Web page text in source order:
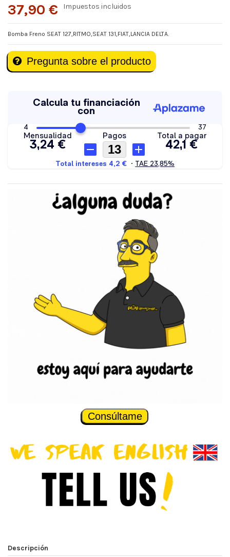
37,90 € Impuestos incluidos
Bomba Freno SEAT 127,RITMO,SEAT 131,FIAT,LANCIA DELTA.
Pregunta sobre el producto
Consúltame
Descripción